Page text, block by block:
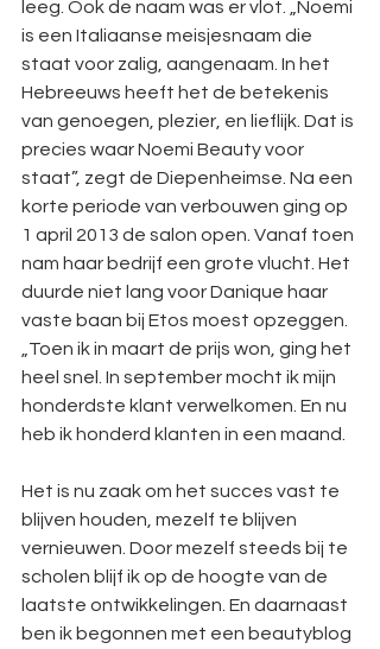
leeg. Ook de naam was er vlot. „Noemi
is een Italiaanse meisjesnaam die
staat voor zalig, aangenaam. In het
Hebreeuws heeft het de betekenis
van genoegen, plezier, en lieflijk. Dat is
precies waar Noemi Beauty voor
staat”, zegt de Diepenheimse. Na een
korte periode van verbouwen ging op
1 april 2013 de salon open. Vanaf toen
nam haar bedrijf een grote vlucht. Het
duurde niet lang voor Danique haar
vaste baan bij Etos moest opzeggen.
„Toen ik in maart de prijs won, ging het
heel snel. In september mocht ik mijn
honderdste klant verwelkomen. En nu
heb ik honderd klanten in een maand.
Het is nu zaak om het succes vast te
blijven houden, mezelf te blijven
vernieuwen. Door mezelf steeds bij te
scholen blijf ik op de hoogte van de
laatste ontwikkelingen. En daarnaast
ben ik begonnen met een beautyblog